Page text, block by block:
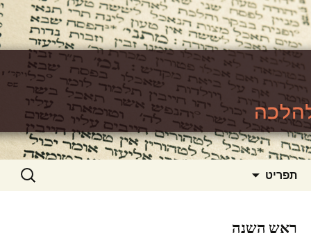
https://www.toralishma.org
האתר ללימוד סוגיות גמרא להלכה
תפריט חיפוש:
ראש השנה